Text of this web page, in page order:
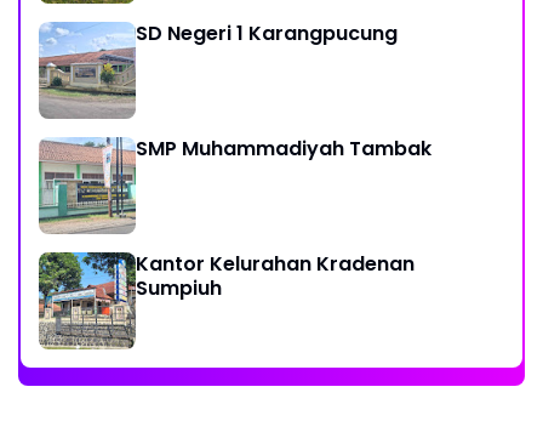
SD Negeri 1 Karangpucung
SMP Muhammadiyah Tambak
Kantor Kelurahan Kradenan
Sumpiuh